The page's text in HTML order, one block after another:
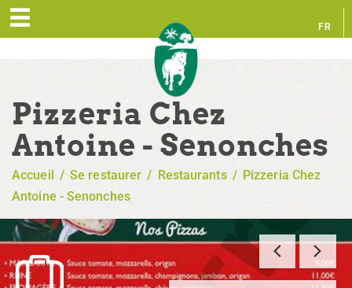
FR
Pizzeria Chez
Antoine - Senonches
Accueil / Se restaurer / Restaurants / Pizzeria Chez
Antoine - Senonches